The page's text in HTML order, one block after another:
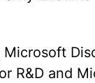
R&D and